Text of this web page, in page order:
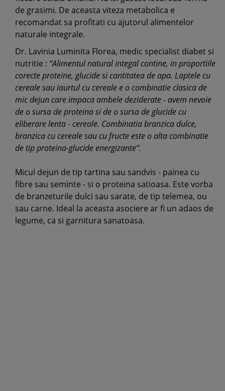
de grasimi. De aceasta viteza metabolica e
recomandat sa profitati cu ajutorul alimentelor
naturale integrale.
Dr. Lavinia Luminita Florea, medic specialist diabet si
nutritie : “Alimentul natural integal contine, in proportiile
corecte proteine, glucide si cantitatea de apa. Laptele cu
cereale sau iaurtul cu cereale e o combinatie clasica de
mic dejun care impaca ambele deziderate - avem nevoie
de o sursa de proteina si de o sursa de glucide cu
eliberare lenta - cereale. Combinatia branzica dulce,
branzica cu cereale sau cu fructe este o alta combinatie
de tip proteina-glucide energizante”.
Micul dejun de tip tartina sau sandvis - painea cu
fibre sau seminte - si o proteina satioasa. Este vorba
de branzeturile dulci sau sarate, de tip telemea, ou
sau carne. Ideal la aceasta asociere ar fi un adaos de
legume, ca si garnitura sanatoasa.